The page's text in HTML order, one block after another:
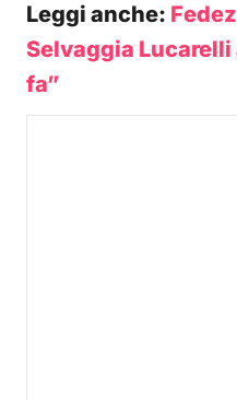
Leggi anche:
Selvaggia Lucarelli
fa”